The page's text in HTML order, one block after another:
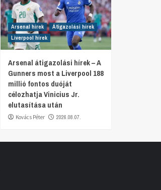
Arsenal hírek
Átigazolási hírek
Liverpool hírek
Arsenal átigazolási hírek – A
Gunners most a Liverpool 188
millió fontos duóját
célozhatja Vinicius Jr.
elutasítása után
Kovács Péter 2026.08.07.